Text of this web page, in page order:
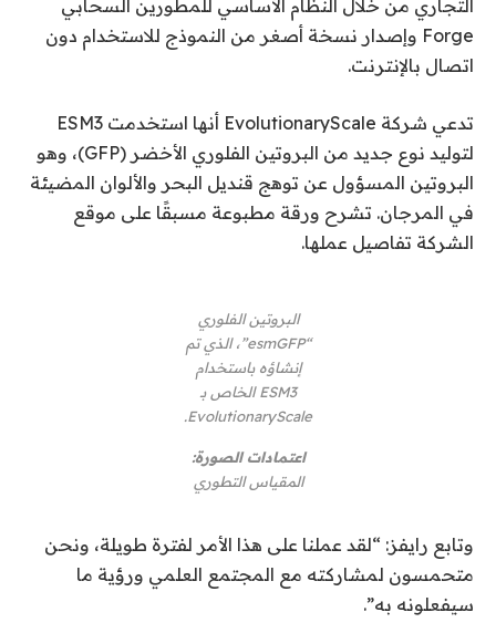
التجاري من خلال النظام الأساسي للمطورين السحابي
Forge وإصدار نسخة أصغر من النموذج للاستخدام دون
اتصال بالإنترنت.
تدعي شركة EvolutionaryScale أنها استخدمت ESM3
لتوليد نوع جديد من البروتين الفلوري الأخضر (GFP)، وهو
البروتين المسؤول عن توهج قنديل البحر والألوان المضيئة
في المرجان. تشرح ورقة مطبوعة مسبقًا على موقع
الشركة تفاصيل عملها.
البروتين الفلوري
“esmGFP”، الذي تم
إنشاؤه باستخدام
ESM3 الخاص بـ
EvolutionaryScale.
اعتمادات الصورة:
المقياس التطوري
وتابع رايفز: “لقد عملنا على هذا الأمر لفترة طويلة، ونحن
متحمسون لمشاركته مع المجتمع العلمي ورؤية ما
سيفعلونه به”.